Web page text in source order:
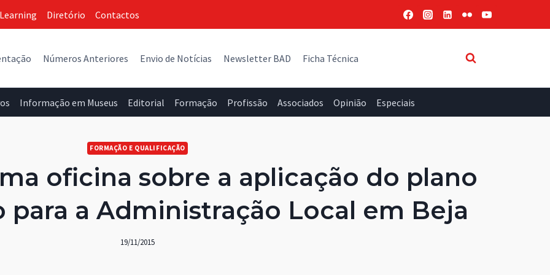
Diretório Contactos
Números Anteriores Envio de Notícias Newsletter BAD Ficha Técnica
Informação em Museus Editorial Formação Profissão Associados Opinião Especiais
FORMAÇÃO E QUALIFICAÇÃO
oficina sobre a aplicação do plano
para a Administração Local em Beja
19/11/2015